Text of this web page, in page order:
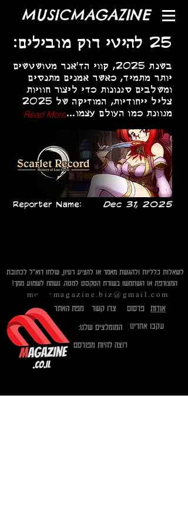
MUSICMAGAZINE
בשנת 2025, קווי הז'אנר מטושטשים
יותר מתמיד, כאשר אמנים מתנסים
ומשלבים סגנונות כדי ליצור חוויות
צליל ייחודיות, המוזיקה של 2025
מגוונת כמו העולם עצמו...Read More
Reporter Name: Dec 31, 2025
לשאלות כלליות ולהגשת מאמר או להציע רעיון, שלחו דוא"ל לכתובת
המצורפת או השתמשו בשורת הטקסט למטה. נשמח לשמוע ממך!​
musicmagazine.biz@gmail.com
אודות פרסום צרו קשר
מפת האתר
עקבו אחרינו
המומלצים שלנו:
רוצה להיות מפורסם